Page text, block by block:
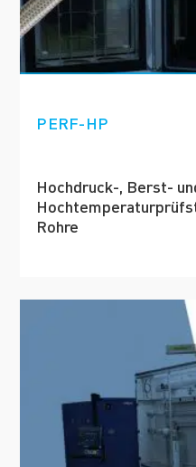
PERF-HP
Hochdruck-, Berst-
Rohre